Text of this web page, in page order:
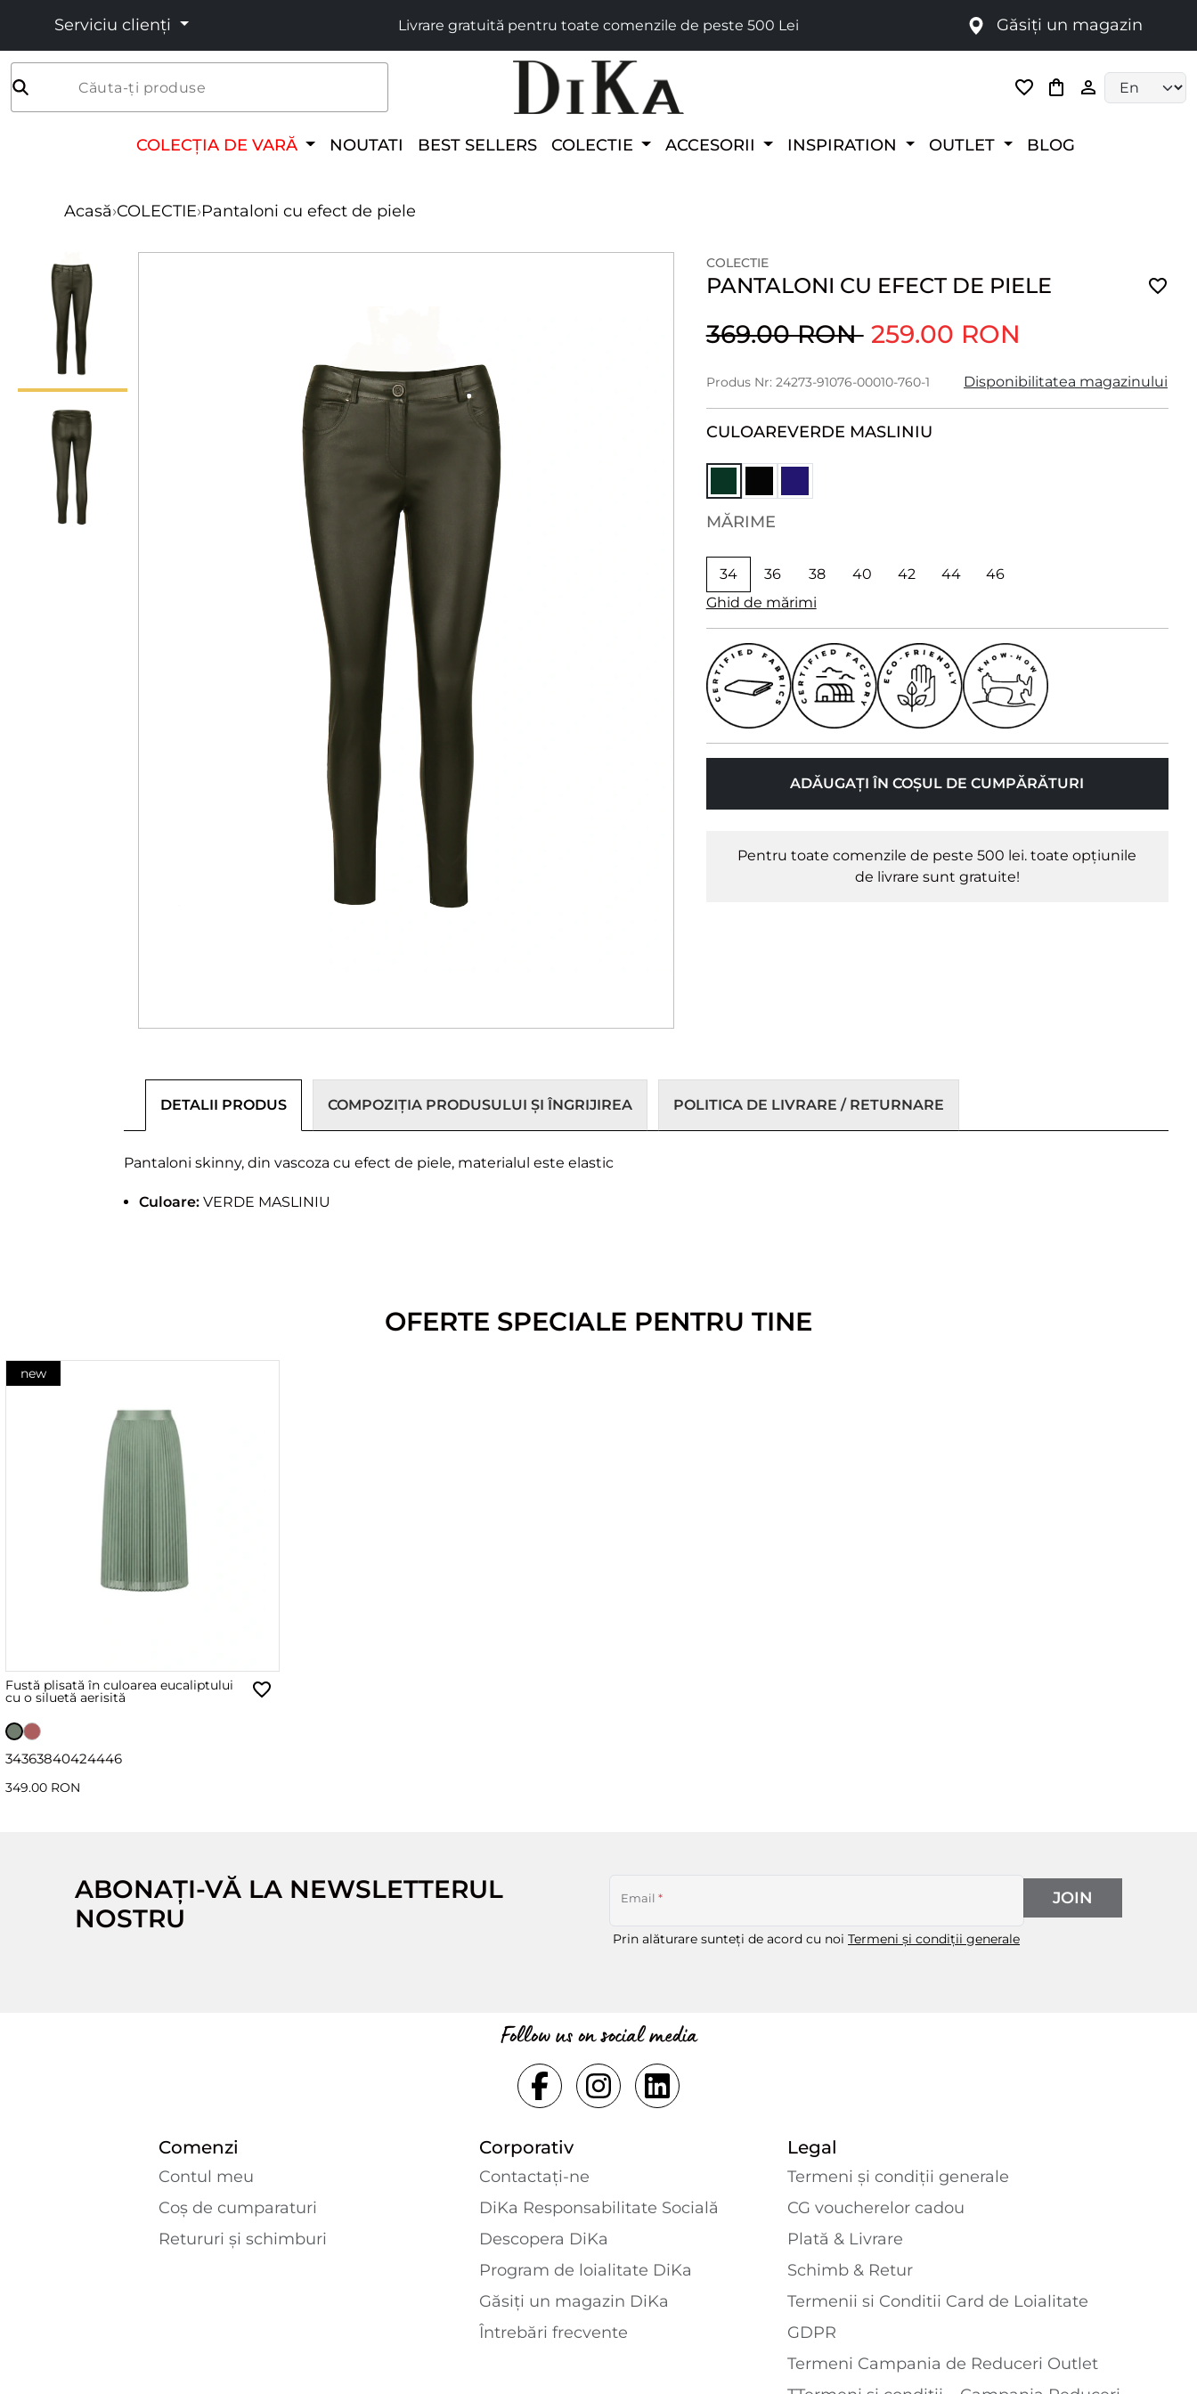
Serviciu clienți Livrare gratuită pentru toate comenzile de peste 500 Lei Găsiți un magazin
Căuta-ți produse
COLECȚIA DE VARĂ NOUTATI BEST SELLERS COLECTIE ACCESORII INSPIRATION OUTLET BLOG
Acasă›COLECTIE›Pantaloni cu efect de piele
COLECTIE
PANTALONI CU EFECT DE PIELE
369.00 RON 259.00 RON
Produs Nr: 24273-91076-00010-760-1 Disponibilitatea magazinului
CULOAREVERDE MASLINIU
MĂRIME
34 36 38 40 42 44
46
Ghid de mărimi
ADĂUGAȚI ÎN COȘUL DE CUMPĂRĂTURI
Pentru toate comenzile de peste 500 lei. toate opțiunile
de livrare sunt gratuite!
DETALII PRODUS COMPOZIȚIA PRODUSULUI ȘI ÎNGRIJIREA POLITICA DE LIVRARE / RETURNARE
Pantaloni skinny, din vascoza cu efect de piele, materialul este elastic
Culoare: VERDE MASLINIU
OFERTE SPECIALE PENTRU TINE
new
Fustă plisată în culoarea eucaliptului
cu o siluetă aerisită
34363840424446
349.00 RON
ABONAȚI-VĂ LA NEWSLETTERUL
NOSTRU
Email *
Prin alăturare sunteți de acord cu noi Termeni și condiții generale
JOIN
Follow us on social media
Comenzi
Contul meu
Coș de cumparaturi
Retururi și schimburi
Corporativ
Contactaţi-ne
DiKa Responsabilitate Socială
Descopera DiKa
Program de loialitate DiKa
Găsiți un magazin DiKa
Întrebări frecvente
Legal
Termeni și condiții generale
CG voucherelor cadou
Plată & Livrare
Schimb & Retur
Termenii si Conditii Card de Loialitate
GDPR
Termeni Campania de Reduceri Outlet